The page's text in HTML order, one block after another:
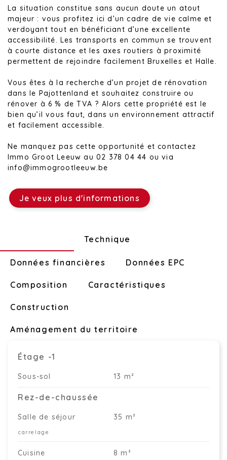
La situation constitue sans aucun doute un atout
majeur : vous profitez ici d’un cadre de vie calme et
verdoyant tout en bénéficiant d’une excellente
accessibilité. Les transports en commun se trouvent
à courte distance et les axes routiers à proximité
permettent de rejoindre facilement Bruxelles et Halle.
Vous êtes à la recherche d’un projet de rénovation
dans le Pajottenland et souhaitez construire ou
rénover à 6 % de TVA ? Alors cette propriété est le
bien qu’il vous faut, dans un environnement attractif
et facilement accessible.
Ne manquez pas cette opportunité et contactez
Immo Groot Leeuw au 02 378 04 44 ou via
info@immogrootleeuw.be
Je veux plus d'informations
Technique
Données financières Données EPC
Composition Caractéristiques
Construction
Aménagement du territoire
Étage -1
Sous-sol 13 m²
Rez-de-chaussée
Salle de séjour 35 m²
carrelage
Cuisine 8 m²